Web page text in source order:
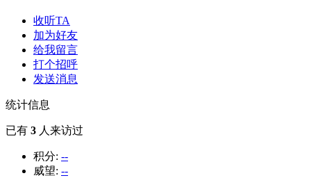
收听TA
加为好友
给我留言
打个招呼
发送消息
统计信息
已有 3 人来访过
积分: --
威望: --